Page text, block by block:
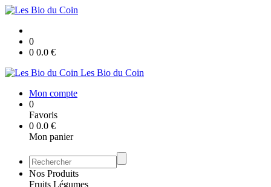
0
0 0.0 €
Les Bio du Coin
Mon compte
0
Favoris
0 0.0 €
Mon panier
Nos Produits
Fruits Légumes